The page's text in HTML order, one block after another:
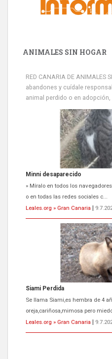
ANIMALES SIN HOGAR
RED CANARIA DE ANIMALES
abandones y cuídale
animal perdido o en
Minni desaparecido
» Míralo en todos los
o en todas las redes sociales c...
Leales.org » Gran Canaria
Siami Perdida
Se llama Siami,es hembra de 4
oreja,cariñosa,mimosa pero
Leales.org » Gran Canaria